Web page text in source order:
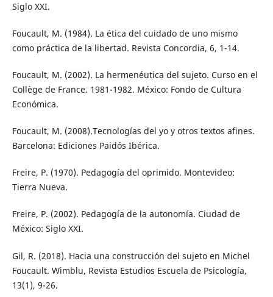
Siglo XXI.
Foucault, M. (1984). La ética del cuidado de uno mismo
como práctica de la libertad. Revista Concordia, 6, 1-14.
Foucault, M. (2002). La hermenéutica del sujeto. Curso en el
Collège de France. 1981-1982. México: Fondo de Cultura
Económica.
Foucault, M. (2008).Tecnologías del yo y otros textos afines.
Barcelona: Ediciones Paidós Ibérica.
Freire, P. (1970). Pedagogía del oprimido. Montevideo:
Tierra Nueva.
Freire, P. (2002). Pedagogía de la autonomía. Ciudad de
México: Siglo XXI.
Gil, R. (2018). Hacia una construcción del sujeto en Michel
Foucault. Wimblu, Revista Estudios Escuela de Psicología,
13(1), 9-26.